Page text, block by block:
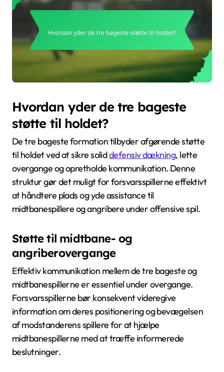
Hvordan yder de tre bageste
støtte til holdet?
De tre bageste formation tilbyder afgørende støtte
til holdet ved at sikre soliddefensiv dækning, lette
overgange og opretholde kommunikation. Denne
struktur gør det muligt for forsvarsspillerne effektivt
at håndtere plads og yde assistance til
midtbanespillere og angribere under offensive spil.
Støtte til midtbane- og
angriberovergange
Effektiv kommunikation mellem de tre bageste og
midtbanespillerne er essentiel under overgange.
Forsvarsspillerne bør konsekvent videregive
information om deres positionering og bevægelsen
af modstanderens spillere for at hjælpe
midtbanespillerne med at træffe informerede
beslutninger.